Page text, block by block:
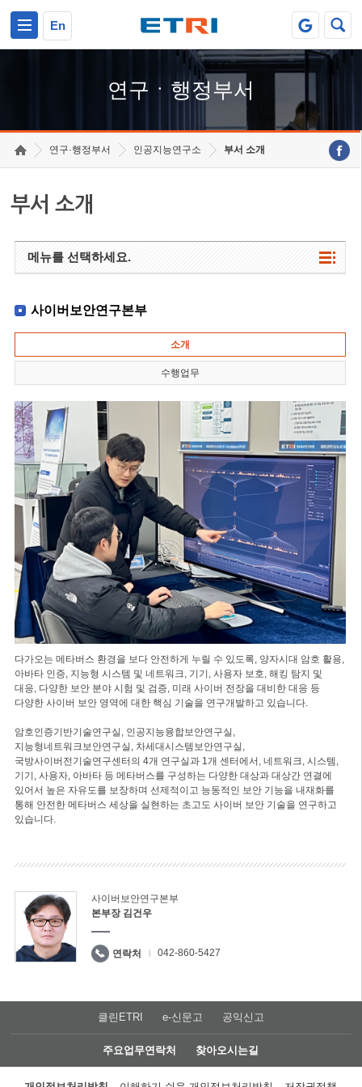
En
연구ㆍ행정부서
연구·행정부서 인공지능연구소 부서 소개
부서 소개
메뉴를 선택하세요.
사이버보안연구본부
소개
수행업무
다가오는 메타버스 환경을 보다 안전하게 누릴 수 있도록, 양자시대 암호 활용,
아바타 인증, 지능형 시스템 및 네트워크, 기기, 사용자 보호, 해킹 탐지 및
대응, 다양한 보안 분야 시험 및 검증, 미래 사이버 전장을 대비한 대응 등
다양한 사이버 보안 영역에 대한 핵심 기술을 연구개발하고 있습니다.
암호인증기반기술연구실, 인공지능융합보안연구실,
지능형네트워크보안연구실, 차세대시스템보안연구실,
국방사이버전기술연구센터의 4개 연구실과 1개 센터에서, 네트워크, 시스템,
기기, 사용자, 아바타 등 메타버스를 구성하는 다양한 대상과 대상간 연결에
있어서 높은 자유도를 보장하며 선제적이고 능동적인 보안 기능을 내재화를
통해 안전한 메타버스 세상을 실현하는 초고도 사이버 보안 기술을 연구하고
있습니다.
사이버보안연구본부
본부장 김건우
연락처 042-860-5427
클린ETRI e-신문고 공익신고
주요업무연락처 찾아오시는길